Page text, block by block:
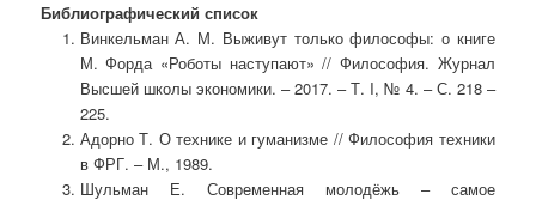
Библиографический список
Винкельман А. М. Выживут только философы: о книге
М. Форда «Роботы наступают» // Философия. Журнал
Высшей школы экономики. – 2017. – Т. I, № 4. – С. 218 –
225.
Адорно Т. О технике и гуманизме // Философия техники
в ФРГ. – М., 1989.
Шульман Е. Современная молодёжь – самое